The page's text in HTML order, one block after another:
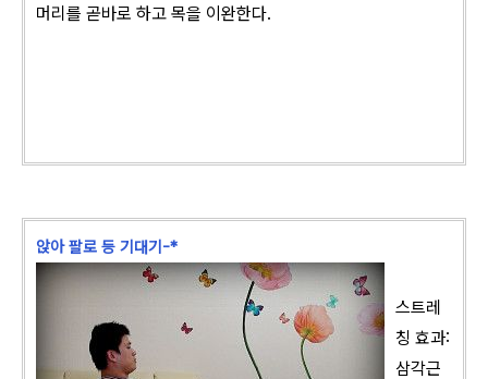
머리를 곧바로 하고 목을 이완한다.
앉아 팔로 등 기대기-*
스트레
칭 효과:
삼각근